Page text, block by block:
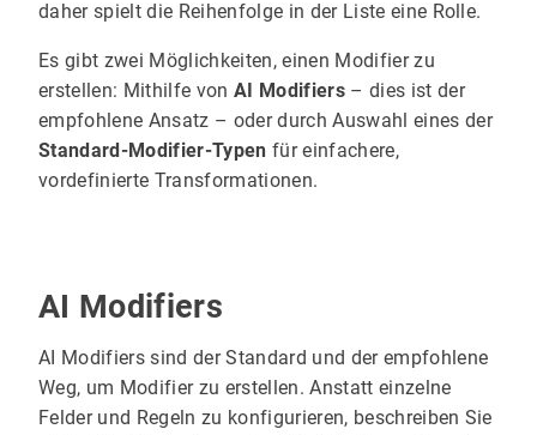
daher spielt die Reihenfolge in der Liste eine Rolle.
Es gibt zwei Möglichkeiten, einen Modifier zu
erstellen: Mithilfe von AI Modifiers– dies ist der
empfohlene Ansatz – oder durch Auswahl eines der
Standard-Modifier-Typen für einfachere,
vordefinierte Transformationen.
AI Modifiers
AI Modifiers sind der Standard und der empfohlene
Weg, um Modifier zu erstellen. Anstatt einzelne
Felder und Regeln zu konfigurieren, beschreiben Sie